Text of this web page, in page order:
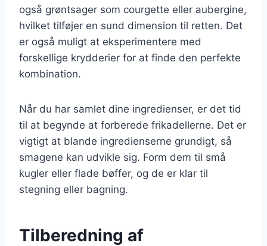
også grøntsager som courgette eller aubergine,
hvilket tilføjer en sund dimension til retten. Det
er også muligt at eksperimentere med
forskellige krydderier for at finde den perfekte
kombination.
Når du har samlet dine ingredienser, er det tid
til at begynde at forberede frikadellerne. Det er
vigtigt at blande ingredienserne grundigt, så
smagene kan udvikle sig. Form dem til små
kugler eller flade bøffer, og de er klar til
stegning eller bagning.
Tilberedning af